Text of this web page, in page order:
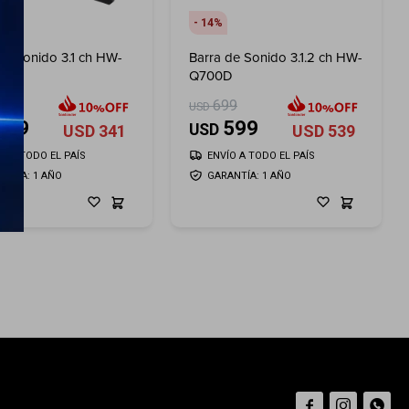
Sonido 3.1 ch HW-
USD 341
1 AÑO
A TODO EL PAÍS
14
Barra de Sonido 3.1.2 ch HW-
Q700D
USD 699
USD 599 USD 539
GARANTÍA: 1 AÑO
ENVÍO A TODO EL PAÍS
  